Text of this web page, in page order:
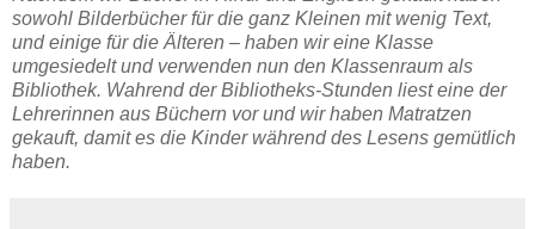
sowohl Bilderbücher für die ganz Kleinen mit wenig Text,
und einige für die Älteren – haben wir eine Klasse
umgesiedelt und verwenden nun den Klassenraum als
Bibliothek. Wahrend der Bibliotheks-Stunden liest eine der
Lehrerinnen aus Büchern vor und wir haben Matratzen
gekauft, damit es die Kinder während des Lesens gemütlich
haben.